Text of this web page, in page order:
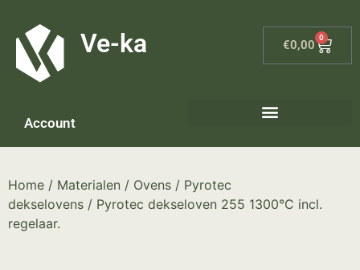
Ve-ka €0,00
0
Account
Home / Materialen / Ovens / Pyrotec
dekselovens / Pyrotec dekseloven 255 1300°C incl.
regelaar.